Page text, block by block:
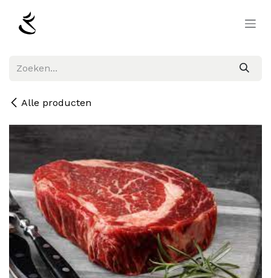
Alle producten